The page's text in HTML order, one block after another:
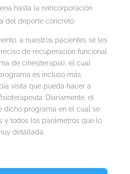
hasta la reincorporación
del deporte concreto.
a nuestros pacientes se les
de recuperación funcional
de cinesiterapia), el cual
es incluso más
visita que pueda hacer a
Diariamente, el
dicho programa en el cual se
y todos los parámetros que lo
detallada.